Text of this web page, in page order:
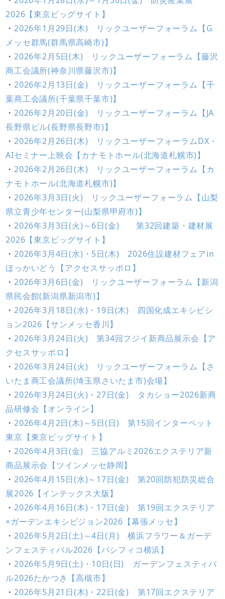
2026【東京ビッグサイト】
・2026年1月29日(木) リックユーザーフォーラム【G
メッセ群馬(群馬県高崎市)】
・2026年2月5日(木) リックユーザーフォーラム【藤沢
商工会議所(神奈川県藤沢市)】
・2026年2月13日(金) リックユーザーフォーラム【千
葉商工会議所(千葉県千葉市)】
・2026年2月20日(金) リックユーザーフォーラム【JA
長野県ビル(長野県長野市)】
・2026年2月26日(木) リックユーザーフォーラムDX・
AIセミナー上映会【カナモトホール(北海道札幌市)】
・2026年2月26日(木) リックユーザーフォーラム【カ
ナモトホール(北海道札幌市)】
・2026年3月3日(火) リックユーザーフォーラム【山梨
県立青少年センター(山梨県甲府市)】
・2026年3月3日(火)～6日(金) 第32回建築・建材展
2026【東京ビッグサイト】
・2026年3月4日(水)・5日(木) 2026住設建材フェアin
ほっかいどう【アクセスサッポロ】
・2026年3月6日(金) リックユーザーフォーラム【新潟
県民会館(新潟県新潟市)】
・2026年3月18日(水)・19日(木) 四国化成エキシビシ
ョン2026【サンメッセ香川】
・2026年3月24日(火) 第34回フジイ新商品展示会【ア
クセスサッポロ】
・2026年3月24日(火) リックユーザーフォーラム【さ
いたま商工会議所(埼玉県さいたま市)会場】
・2026年3月24日(火)・27日(金) タカショー2026新商
品研修会【オンライン】
・2026年4月2日(木)～5日(日) 第15回インターペット
東京【東京ビッグサイト】
・2026年4月3日(金) 三協アルミ2026エクステリア新
商品展示会【ツインメッセ静岡】
・2026年4月15日(水)～17日(金) 第20回防犯防災総合
展2026【インテックス大阪】
・2026年4月16日(木)・17日(金) 第19回エクステリア
×ガーデンエキシビジョン2026【幕張メッセ】
・2026年5月2日(土)～4日(月) 横浜フラワー＆ガーデ
ンフェスティバル2026【パシフィコ横浜】
・2026年5月9日(土)・10日(日) ガーデンフェスティバ
ル2026たかつき【高槻市】
・2026年5月21日(木)・22日(金) 第17回エクステリア